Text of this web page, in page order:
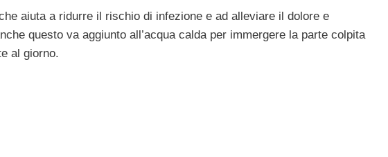
aiuta a ridurre il rischio di infezione e ad alleviare il dolore e
questo va aggiunto all’acqua calda per immergere la parte colpita
al giorno.